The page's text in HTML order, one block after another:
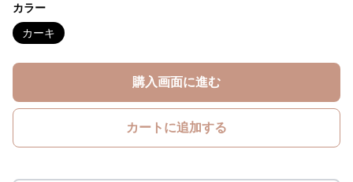
カラー
カーキ
購入画面に進む
カートに追加する